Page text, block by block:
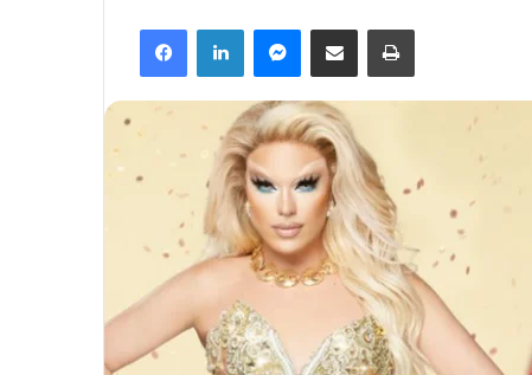
courriel
FacebookLinkedinMessenger
Partager par email Imprimer